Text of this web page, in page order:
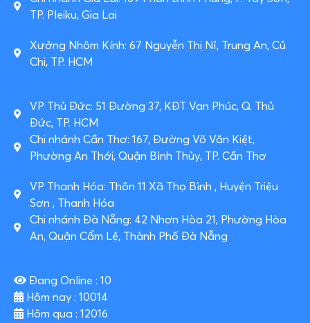
TP. Pleiku, Gia Lai
Xưởng Nhôm Kính: 67 Nguyễn Thị Nỉ, Trung An, Củ
Chi, TP. HCM
VP Thủ Đức: 51 Đường 37, KĐT Vạn Phúc, Q. Thủ
Đức, TP. HCM
Chi nhánh Cần Thơ: 167, Đường Võ Văn Kiệt,
Phường An Thới, Quận Bình Thủy, TP. Cần Thơ
VP Thanh Hóa: Thôn 11 Xã Thọ Bình , Huyện Triệu
Sơn , Thanh Hóa
Chi nhánh Đà Nẵng: 42 Nhơn Hòa 21, Phường Hòa
An, Quận Cẩm Lệ, Thành Phố Đà Nẵng
Đang Online : 10
Hôm nay : 10014
Hôm qua : 12016